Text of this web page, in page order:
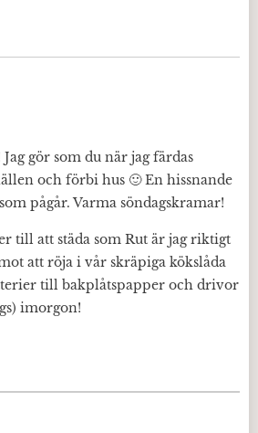
gör som du när jag färdas
och förbi hus 🙂 En hissnande
pågår. Varma söndagskramar!
till att städa som Rut är jag riktigt
att röja i vår skräpiga kökslåda
till bakplåtspapper och drivor
imorgon!